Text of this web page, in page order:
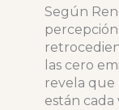
Según
las cero
revela que
están cada